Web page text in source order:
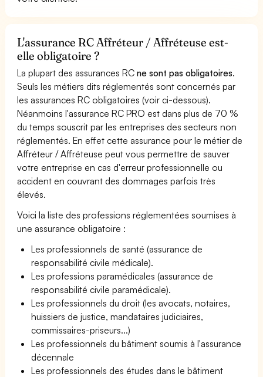
L'assurance RC Affréteur / Affréteuse est-
elle obligatoire ?
La plupart des assurances RCne sont pas obligatoires.
Seuls les métiers dits réglementés sont concernés par
les assurances RC obligatoires (voir ci-dessous).
Néanmoins l'assurance RC PRO est dans plus de 70 %
du temps souscrit par les entreprises des secteurs non
réglementés. En effet cette assurance pour le métier de
Affréteur / Affréteuse peut vous permettre de sauver
votre entreprise en cas d'erreur professionnelle ou
accident en couvrant des dommages parfois très
élevés.
Voici la liste des professions réglementées soumises à
une assurance obligatoire :
Les professionnels de santé (assurance de
responsabilité civile médicale).
Les professions paramédicales (assurance de
responsabilité civile paramédicale).
Les professionnels du droit (les avocats, notaires,
huissiers de justice, mandataires judiciaires,
commissaires-priseurs...)
Les professionnels du bâtiment soumis à l'assurance
décennale
Les professionnels des études dans le bâtiment